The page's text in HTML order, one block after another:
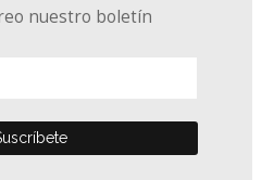
nuestro boletín